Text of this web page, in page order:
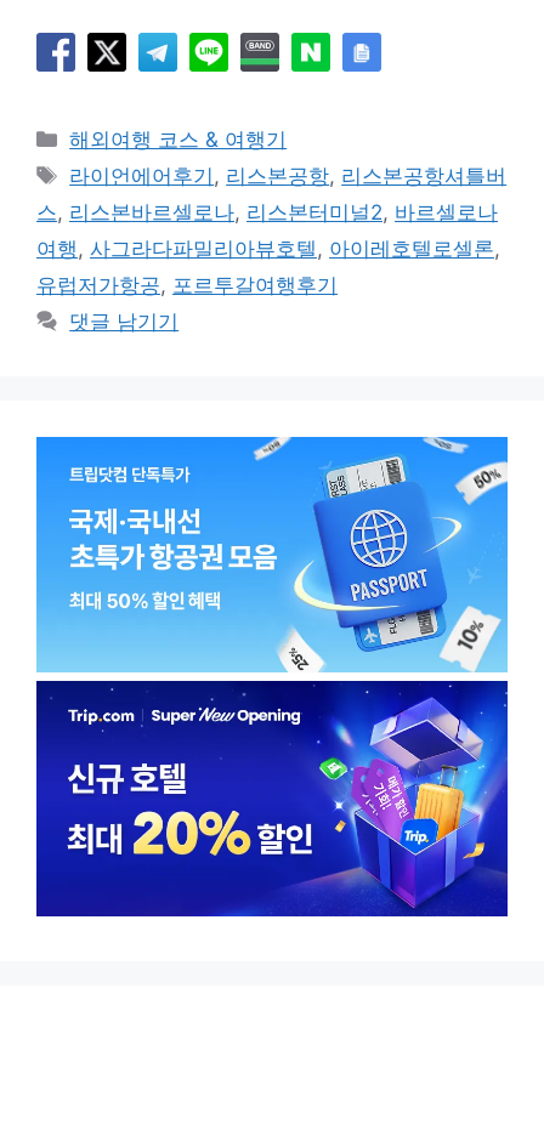
카
테
리
해외여행 코스 & 여행기
태
그
라이언에어후기 , 리스본공항, 리스본공항셔틀버
스, 리스본바르셀로나, 리스본터미널2, 바르셀로나
여행, 사그라다파밀리아뷰호텔, 아이레호텔로셀론,
유럽저가항공, 포르투갈여행후기
댓글 남기기